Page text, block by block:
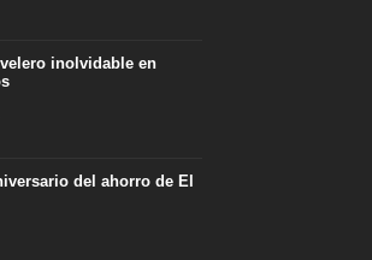
inolvidable en
del ahorro de El